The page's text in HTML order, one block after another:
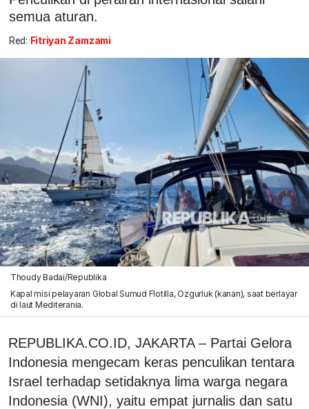
semua aturan.
Red: Fitriyan Zamzami
Thoudy Badai/Republika
Kapal misi pelayaran Global Sumud Flotilla, Ozgurluk (kanan), saat berlayar
di laut Mediterania.
REPUBLIKA.CO.ID, JAKARTA – Partai Gelora
Indonesia mengecam keras penculikan tentara
Israel terhadap setidaknya lima warga negara
Indonesia (WNI), yaitu empat jurnalis dan satu